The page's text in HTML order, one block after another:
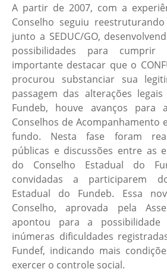
A partir de 2007, com a
Conselho seguiu
junto a SEDUC/GO,
possibilidades para cumprir
importante destacar que o
procurou substanciar sua
passagem das alterações
Fundeb, houve avanços para
Conselhos de Acompanhamento
fundo. Nesta fase foram
públicas e discussões entre as
do Conselho Estadual do
convidadas a participarem
Estadual do Fundeb. Essa
Conselho, aprovada pela
apontou para a possibilidade
inúmeras dificuldades
Fundef, indicando mais
exercer o controle social.